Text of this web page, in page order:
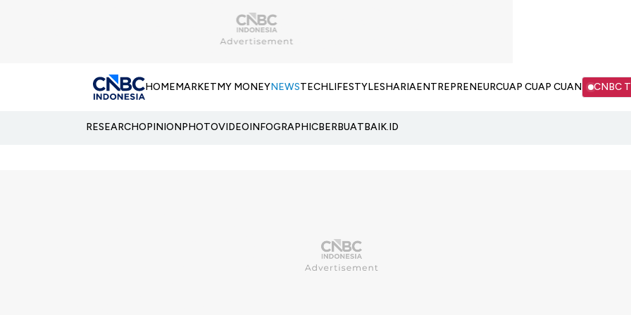
HOMEMARKETMY MONEYNEWSTECHLIFESTYLESHARIAENTREPRENEURCUAP CUAP CUAN CNBC
RESEARCHOPINIONPHOTOVIDEOINFOGRAPHICBERBUATBAIK.ID